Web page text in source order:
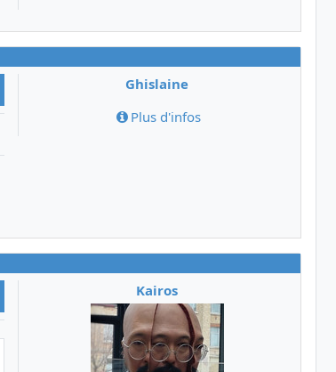
Ghislaine
Plus d'infos
Kairos